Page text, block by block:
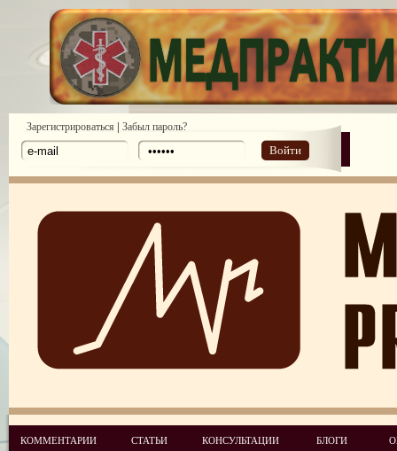
Зарегистрироваться | Забыл пароль?
Войти
КОММЕНТАРИИ СТАТЬИ КОНСУЛЬТАЦИИ БЛОГИ
Чего ожидать налогоплательщикам в 2011 году